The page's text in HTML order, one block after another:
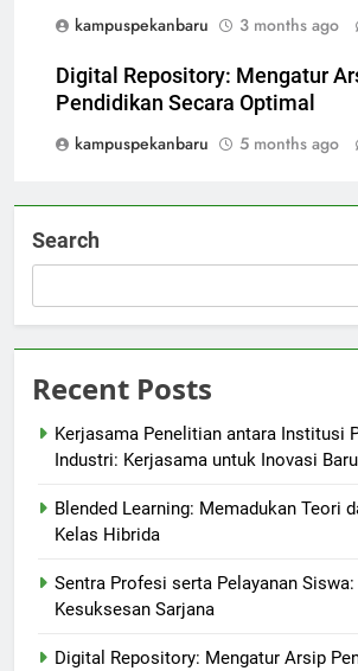
kampuspekanbaru
3 months ago
Digital Repository: Mengatur
Pendidikan Secara Optimal
kampuspekanbaru
5 months ago
Search
Recent Posts
Kerjasama Penelitian antara Institusi
Industri: Kerjasama untuk Inovasi Baru
Blended Learning: Memadukan Teori
Kelas Hibrida
Sentra Profesi serta Pelayanan
Kesuksesan Sarjana
Digital Repository: Mengatur Arsip